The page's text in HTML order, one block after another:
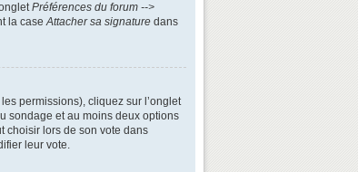
Préférences du forum -->
la caseAttacher sa signature dans
permissions), cliquez sur l’onglet
sondage et au moins deux options
choisir lors de son vote dans
leur vote.